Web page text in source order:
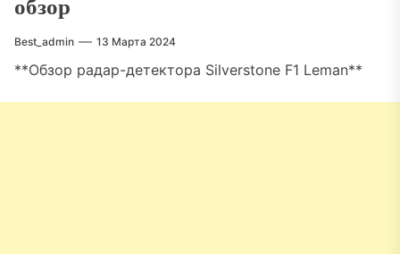
обзор
Best_admin 13 Марта 2024
**Обзор радар-детектора Silverstone F1 Leman**